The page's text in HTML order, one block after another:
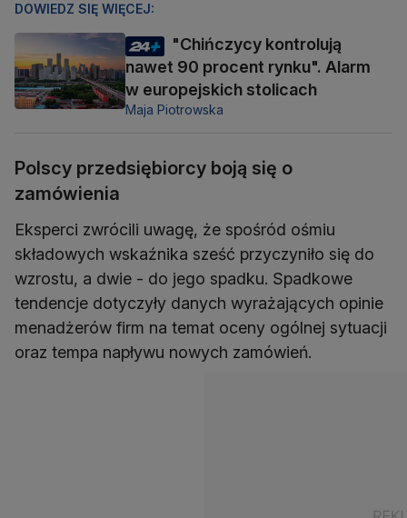
DOWIEDZ SIĘ WIĘCEJ:
"Chińczycy kontrolują
nawet 90 procent rynku". Alarm
w europejskich stolicach
Maja Piotrowska
Polscy przedsiębiorcy boją się o
zamówienia
Eksperci zwrócili uwagę, że spośród ośmiu
składowych wskaźnika sześć przyczyniło się do
wzrostu, a dwie - do jego spadku. Spadkowe
tendencje dotyczyły danych wyrażających opinie
menadżerów firm na temat oceny ogólnej sytuacji
oraz tempa napływu nowych zamówień.